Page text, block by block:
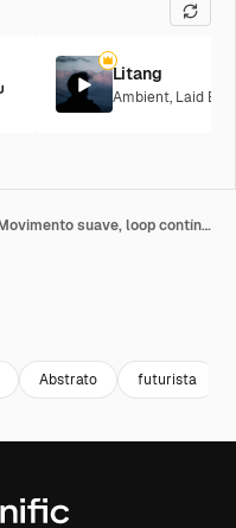
Litang
Ambient, Laid
Fundo abstrato em movimento. Movimento suave, loop contínuo.
Abstrato futurista